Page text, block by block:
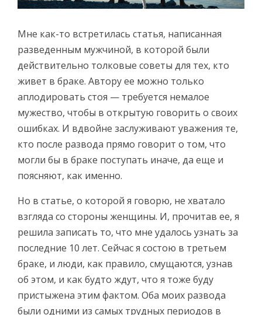
Мне как-то встретилась статья, написанная
разведенным мужчиной, в которой были
действительно толковые советы для тех, кто
живет в браке. Автору ее можно только
аплодировать стоя — требуется немалое
мужество, чтобы в открытую говорить о своих
ошибках. И вдвойне заслуживают уважения те,
кто после развода прямо говорит о том, что
могли бы в браке поступать иначе, да еще и
поясняют, как именно.
Но в статье, о которой я говорю, не хватало
взгляда со стороны женщины. И, прочитав ее, я
решила записать то, что мне удалось узнать за
последние 10 лет. Сейчас я состою в третьем
браке, и люди, как правило, смущаются, узнав
об этом, и как будто ждут, что я тоже буду
пристыжена этим фактом. Оба моих развода
были одними из самых трудных периодов в